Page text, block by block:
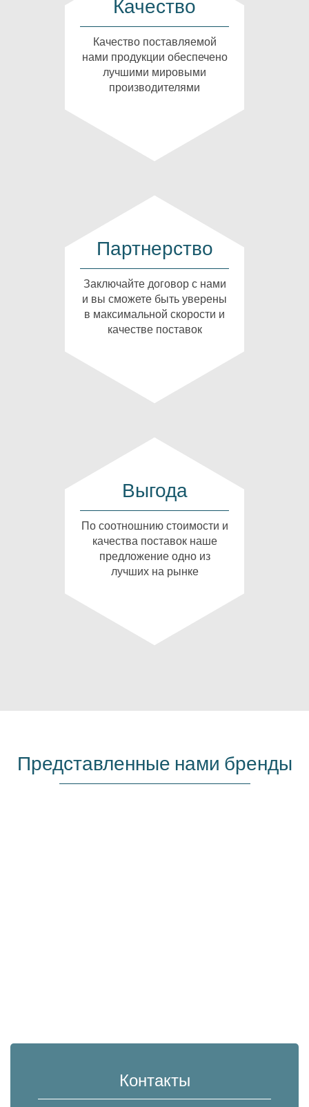
Качество
Качество поставляемой
нами продукции обеспечено
лучшими мировыми
производителями
Партнерство
Заключайте договор с нами
и вы сможете быть уверены
в максимальной скорости и
качестве поставок
Выгода
По соотношнию стоимости и
качества поставок наше
предложение одно из
лучших на рынке
Представленные нами бренды
Контакты